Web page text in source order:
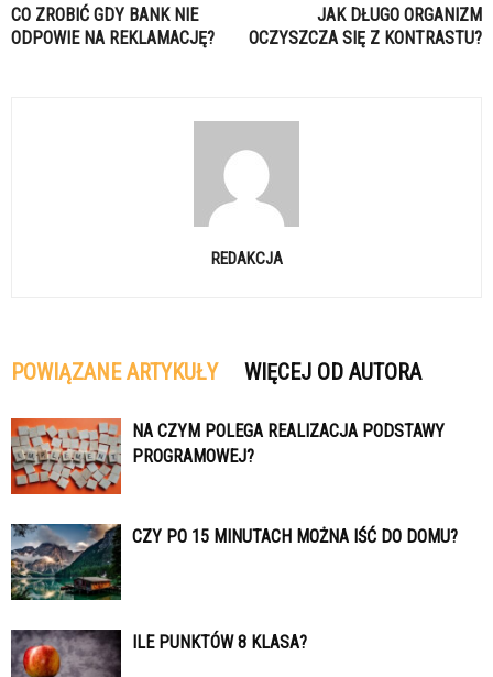
CO ZROBIĆ GDY BANK NIE
ODPOWIE NA REKLAMACJĘ?
JAK DŁUGO ORGANIZM
OCZYSZCZA SIĘ Z KONTRASTU?
REDAKCJA
POWIĄZANE ARTYKUŁY WIĘCEJ OD AUTORA
NA CZYM POLEGA REALIZACJA PODSTAWY
PROGRAMOWEJ?
CZY PO 15 MINUTACH MOŻNA IŚĆ DO DOMU?
ILE PUNKTÓW 8 KLASA?